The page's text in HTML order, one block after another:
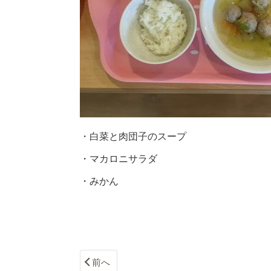
・白菜と肉団子のスープ
・マカロニサラダ
・みかん
前へ